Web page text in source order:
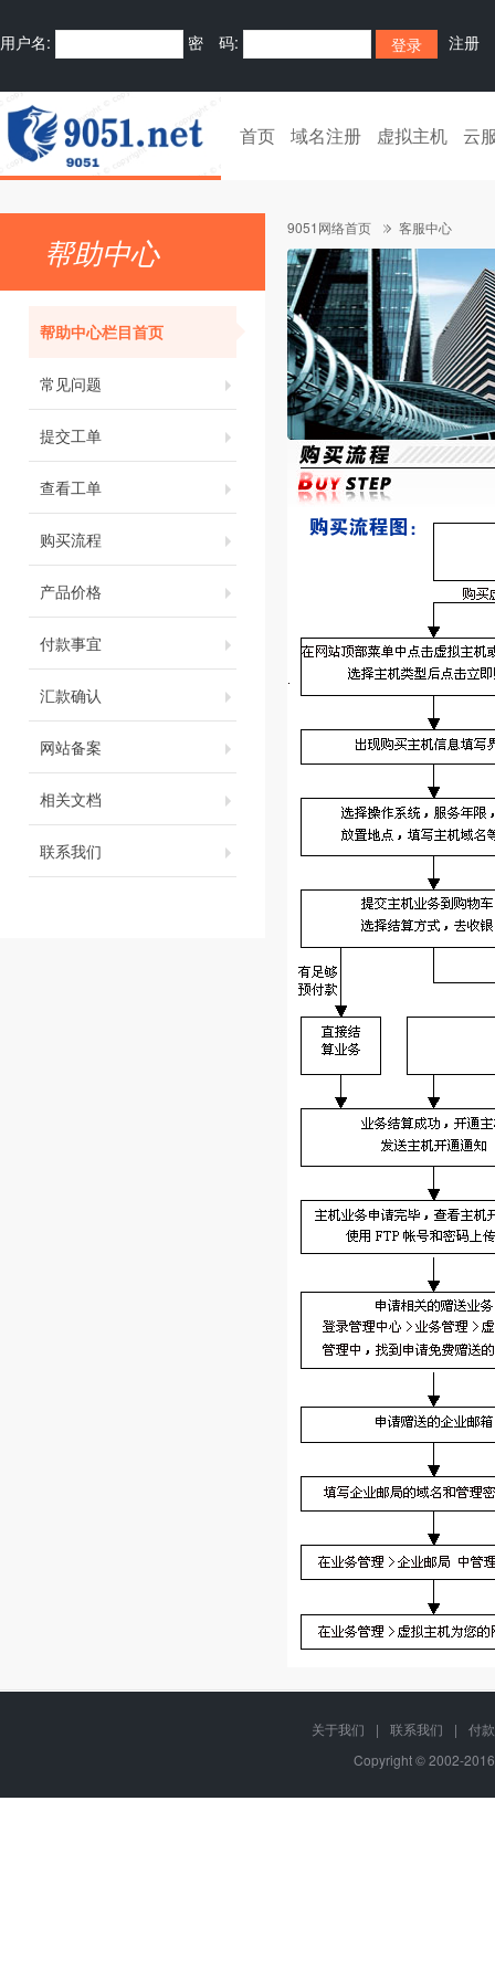
用户名: 密 码: 注册
首页 域名注册 虚拟主机 云
帮助中心
帮助中心栏目首页
常见问题
提交工单
查看工单
购买流程
产品价格
付款事宜
汇款确认
网站备案
相关文档
联系我们
9051网络首页 客服中心
关于我们 | 联系我们 |
付
Copyright © 2002-